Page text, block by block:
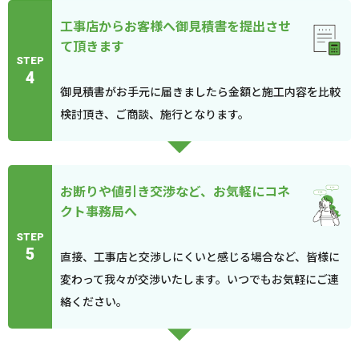
STEP
4
工事店からお客様へ御見積書を提出させ
て頂きます
御見積書がお手元に届きましたら金額と施工内容を比較
検討頂き、ご商談、施行となります。
STEP
5
お断りや値引き交渉など、お気軽にコネ
クト事務局へ
直接、工事店と交渉しにくいと感じる場合など、皆様に
変わって我々が交渉いたします。いつでもお気軽にご連
絡ください。